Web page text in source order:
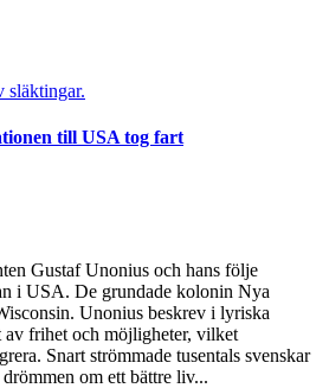
till USA tog fart
Gustaf Unonius och hans följe
i USA. De grundade kolonin Nya
Unonius beskrev i lyriska
av frihet och möjligheter, vilket
Snart strömmade tusentals svenskar
om ett bättre liv...